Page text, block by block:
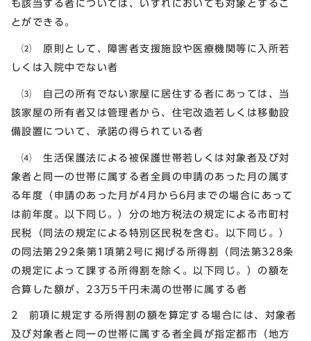
も該当する者については、いずれにおいても対象とするこ
とができる。
⑵ 原則として、障害者支援施設や医療機関等に入所若
しくは入院中でない者
⑶ 自己の所有でない家屋に居住する者にあっては、当
該家屋の所有者又は管理者から、住宅改造若しくは移動設
備設置について、承諾の得られている者
⑷ 生活保護法による被保護世帯若しくは対象者及び対
象者と同一の世帯に属する者全員の申請のあった月の属す
る年度（申請のあった月が4月から6月までの場合にあって
は前年度。以下同じ。）分の地方税法の規定による市町村
民税（同法の規定による特別区民税を含む。以下同じ。）
の同法第292条第1項第2号に掲げる所得割（同法第328条
の規定によって課する所得割を除く。以下同じ。）の額を
合算した額が、23万5千円未満の世帯に属する者
2 前項に規定する所得割の額を算定する場合には、対象者
及び対象者と同一の世帯に属する者全員が指定都市（地方